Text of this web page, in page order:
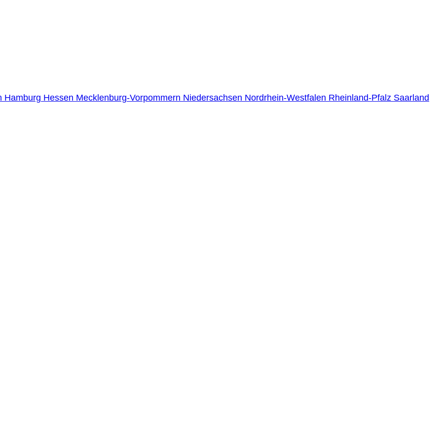
Hamburg Hessen Mecklenburg-Vorpommern Niedersachsen Nordrhein-Westfalen Rheinland-Pfalz Saarland